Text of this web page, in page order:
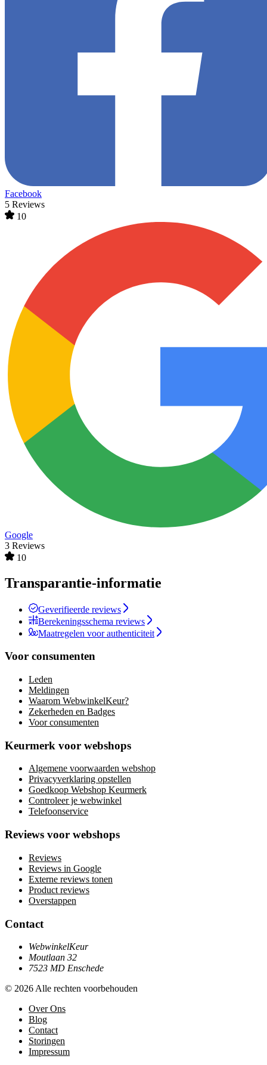
Facebook
5 Reviews
10
Google
3 Reviews
10
Transparantie-informatie
Geverifieerde reviews
Berekeningsschema reviews
Maatregelen voor authenticiteit
Voor consumenten
Leden
Meldingen
Waarom WebwinkelKeur?
Zekerheden en Badges
Voor consumenten
Keurmerk voor webshops
Algemene voorwaarden webshop
Privacyverklaring opstellen
Goedkoop Webshop Keurmerk
Controleer je webwinkel
Telefoonservice
Reviews voor webshops
Reviews
Reviews in Google
Externe reviews tonen
Product reviews
Overstappen
Contact
WebwinkelKeur
Moutlaan 32
7523 MD Enschede
© 2026 Alle rechten voorbehouden
Over Ons
Blog
Contact
Storingen
Impressum